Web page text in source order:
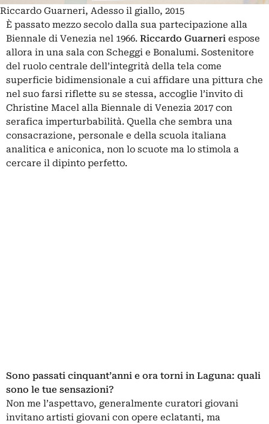
Riccardo Guarneri, Adesso il giallo, 2015
È passato mezzo secolo dalla sua partecipazione alla
Biennale di Venezia nel 1966. Riccardo Guarneri espose
allora in una sala con Scheggi e Bonalumi. Sostenitore
del ruolo centrale dell’integrità della tela come
superficie bidimensionale a cui affidare una pittura che
nel suo farsi riflette su se stessa, accoglie l’invito di
Christine Macel alla Biennale di Venezia 2017 con
serafica imperturbabilità. Quella che sembra una
consacrazione, personale e della scuola italiana
analitica e aniconica, non lo scuote ma lo stimola a
cercare il dipinto perfetto.
Sono passati cinquant’anni e ora torni in Laguna: quali
sono le tue sensazioni?
Non me l’aspettavo, generalmente curatori giovani
invitano artisti giovani con opere eclatanti, ma